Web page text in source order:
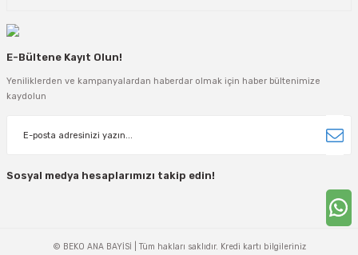
E-Bültene Kayıt Olun!
Yeniliklerden ve kampanyalardan haberdar olmak için haber bültenimize
kaydolun
Sosyal medya hesaplarımızı takip edin!
© BEKO ANA BAYİSİ | Tüm hakları saklıdır. Kredi kartı bilgileriniz